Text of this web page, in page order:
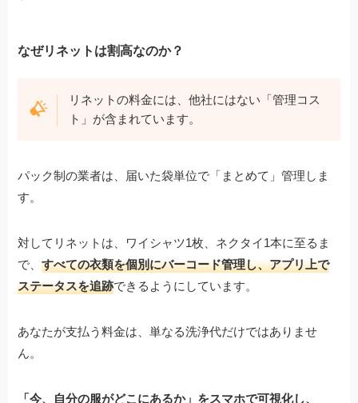
なぜリネットは割高なのか？
リネットの料金には、他社にはない「管理コス
ト」が含まれています。
パック制の業者は、届いた袋単位で「まとめて」管理しま
す。
対してリネットは、ワイシャツ1枚、ネクタイ1本に至るま
で、すべての衣類を個別にバーコード管理し、アプリ上で
ステータスを追跡できるようにしています。
あなたが支払う料金は、単なる洗浄代だけではありませ
ん。
「今、自分の服がどこにあるか」をスマホで可視化し、